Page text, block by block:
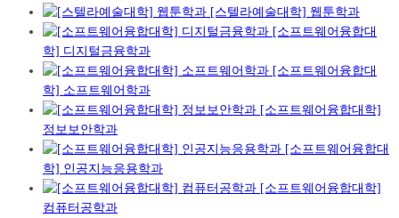
[스텔라예술대학] 웹툰학과
[소프트웨어융합대
학] 디지털금융학과
[소프트웨어융합대
학] 소프트웨어학과
[소프트웨어융합대학]
정보보안학과
[소프트웨어융합대
학] 인공지능응용학과
[소프트웨어융합대학]
컴퓨터공학과